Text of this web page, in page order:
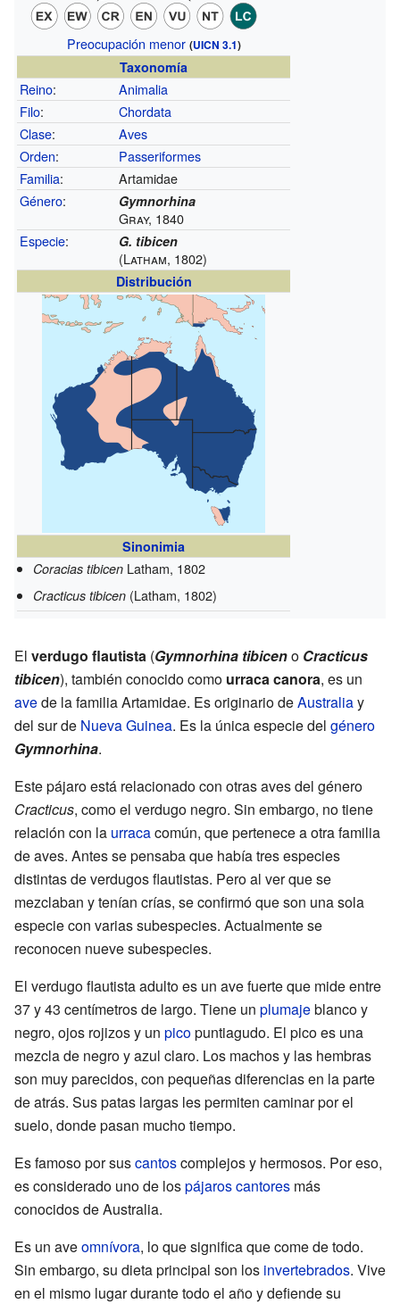
Preocupación menor (UICN 3.1)
Taxonomía
Reino:
Animalia
Filo:
Chordata
Clase:
Aves
Orden:
Passeriformes
Familia:
Artamidae
Género: Gymnorhina
Gray, 1840
Especie: G. tibicen
(Latham, 1802)
Distribución
Sinonimia
Coracias tibicen Latham, 1802
Cracticus tibicen (Latham, 1802)
El verdugo flautista (Gymnorhina tibiceno Cracticus
tibicen), también conocido como urraca canora, es un
avede la familia Artamidae. Es originario deAustraliay
del sur de Nueva Guinea. Es la única especie del género
Gymnorhina.
Este pájaro está relacionado con otras aves del género
Cracticus, como el verdugo negro. Sin embargo, no tiene
relación con la urracacomún, que pertenece a otra familia
de aves. Antes se pensaba que había tres especies
distintas de verdugos flautistas. Pero al ver que se
mezclaban y tenían crías, se confirmó que son una sola
especie con varias subespecies. Actualmente se
reconocen nueve subespecies.
El verdugo flautista adulto es un ave fuerte que mide entre
37 y 43 centímetros de largo. Tiene un plumajeblanco y
negro, ojos rojizos y un picopuntiagudo. El pico es una
mezcla de negro y azul claro. Los machos y las hembras
son muy parecidos, con pequeñas diferencias en la parte
de atrás. Sus patas largas les permiten caminar por el
suelo, donde pasan mucho tiempo.
Es famoso por suscantoscomplejos y hermosos. Por eso,
es considerado uno de lospájaros cantores más
conocidos de Australia.
Es un aveomnívora, lo que significa que come de todo.
Sin embargo, su dieta principal son los invertebrados. Vive
en el mismo lugar durante todo el año y defiende su